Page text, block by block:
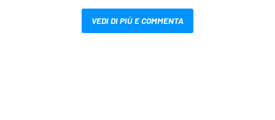
VEDI DI PIÙ E COMMENTA